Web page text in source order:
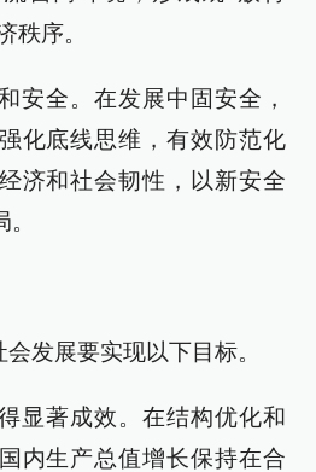
秩序。
全。在发展中固安全，
化底线思维，有效防范化
济和社会韧性，以新安全
发展要实现以下目标。
著成效。在结构优化和
内生产总值增长保持在合